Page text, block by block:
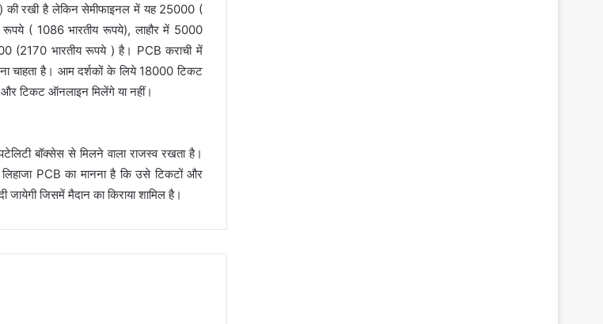
की रखी है लेकिन सेमीफाइनल में यह 25000 (
रूपये ( 1086 भारतीय रूपये), लाहौर में 5000
(2170 भारतीय रूपये ) है। PCB कराची में
चाहता है। आम दर्शकों के लिये 18000 टिकट
टिकट ऑनलाइन मिलेंगे या नहीं।
बॉक्सेस से मिलने वाला राजस्व रखता है।
PCB का मानना है कि उसे टिकटों और
जायेगी जिसमें मैदान का किराया शामिल है।